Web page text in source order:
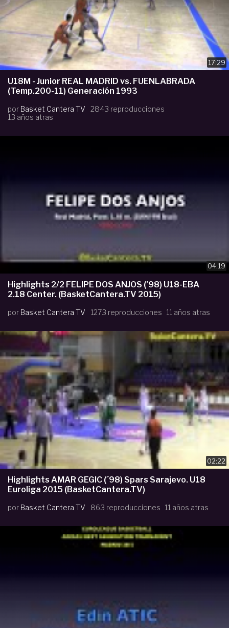
17:29
U18M - Junior REAL MADRID vs. FUENLABRADA
(Temp.200-11) Generación 1993
por Basket Cantera TV
2843 reproducciones
13 años atras
04:19
Highlights 2/2 FELIPE DOS ANJOS ('98) U18-EBA
2.18 Center. (BasketCantera.TV 2015)
por Basket Cantera TV 1273 reproducciones 11 años atras
02:22
Highlights AMAR GEGIC (´98) Spars Sarajevo. U18
Euroliga 2015 (BasketCantera.TV)
por Basket Cantera TV 863 reproducciones 11 años atras